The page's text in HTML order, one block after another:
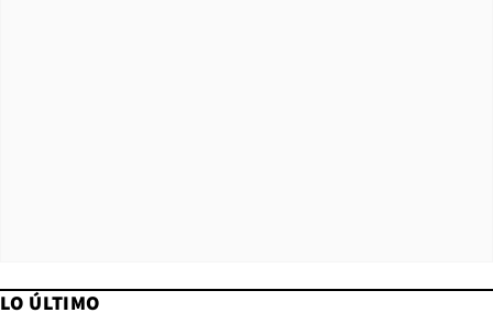
LO ÚLTIMO